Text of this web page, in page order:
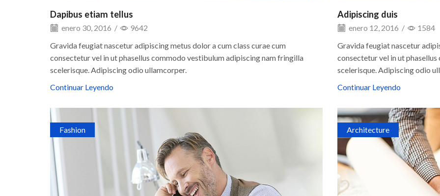
Dapibus etiam tellus
enero 30, 2016 /
9642
Gravida feugiat nascetur adipiscing metus dolor a cum class curae cum
consectetur vel in ut phasellus commodo vestibulum adipiscing nam fringilla
scelerisque. Adipiscing odio ullamcorper.
Continuar Leyendo
Adipiscing duis
enero 12, 2016 /
1584
Gravida feugiat nascetur
consectetur vel in ut
scelerisque. Adipiscing odio
Continuar Leyendo
Fashion Architecture